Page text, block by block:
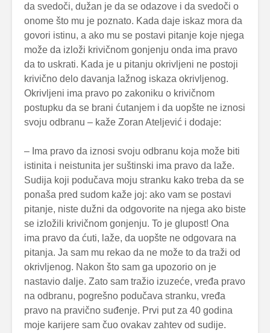
da svedoči, dužan je da se odazove i da svedoči o
onome što mu je poznato. Kada daje iskaz mora da
govori istinu, a ako mu se postavi pitanje koje njega
može da izloži krivičnom gonjenju onda ima pravo
da to uskrati. Kada je u pitanju okrivljeni ne postoji
krivično delo davanja lažnog iskaza okrivljenog.
Okrivljeni ima pravo po zakoniku o krivičnom
postupku da se brani ćutanjem i da uopšte ne iznosi
svoju odbranu – kaže Zoran Ateljević i dodaje:
– Ima pravo da iznosi svoju odbranu koja može biti
istinita i neistunita jer suštinski ima pravo da laže.
Sudija koji podučava moju stranku kako treba da se
ponaša pred sudom kaže joj: ako vam se postavi
pitanje, niste dužni da odgovorite na njega ako biste
se izložili krivičnom gonjenju. To je glupost! Ona
ima pravo da ćuti, laže, da uopšte ne odgovara na
pitanja. Ja sam mu rekao da ne može to da traži od
okrivljenog. Nakon što sam ga upozorio on je
nastavio dalje. Zato sam tražio izuzeće, vređa pravo
na odbranu, pogrešno podučava stranku, vređa
pravo na pravično suđenje. Prvi put za 40 godina
moje karijere sam čuo ovakav zahtev od sudije.